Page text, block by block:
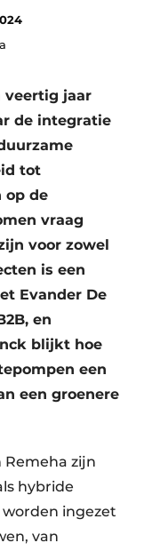
veertig jaar
de integratie
tot
op de
vraag
voor zowel
is een
Evander De
en
blijkt hoe
een
een groenere
zijn
hybride
ingezet
van